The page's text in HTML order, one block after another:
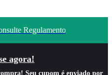
Regulamento
agora!
Seu cupom é enviado por